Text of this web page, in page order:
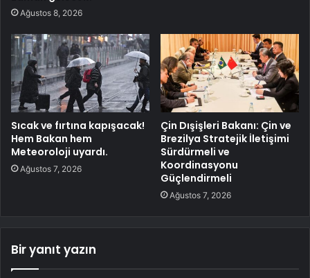
Ağustos 8, 2026
Sıcak ve fırtına kapışacak!
Hem Bakan hem
Meteoroloji uyardı.
Ağustos 7, 2026
Çin Dışişleri Bakanı: Çin ve
Brezilya Stratejik İletişimi
Sürdürmeli ve
Koordinasyonu
Güçlendirmeli
Ağustos 7, 2026
Bir yanıt yazın